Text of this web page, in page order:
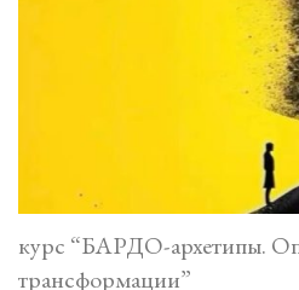
курс “БАРДО-архетипы.
трансформации”